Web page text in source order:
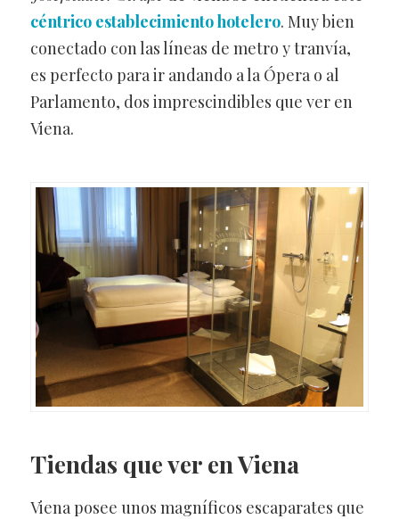
céntrico establecimiento hotelero. Muy bien
conectado con las líneas de metro y tranvía,
es perfecto para ir andando a la Ópera o al
Parlamento, dos imprescindibles que ver en
Viena.
Tiendas que ver en Viena
Viena posee unos magníficos escaparates que